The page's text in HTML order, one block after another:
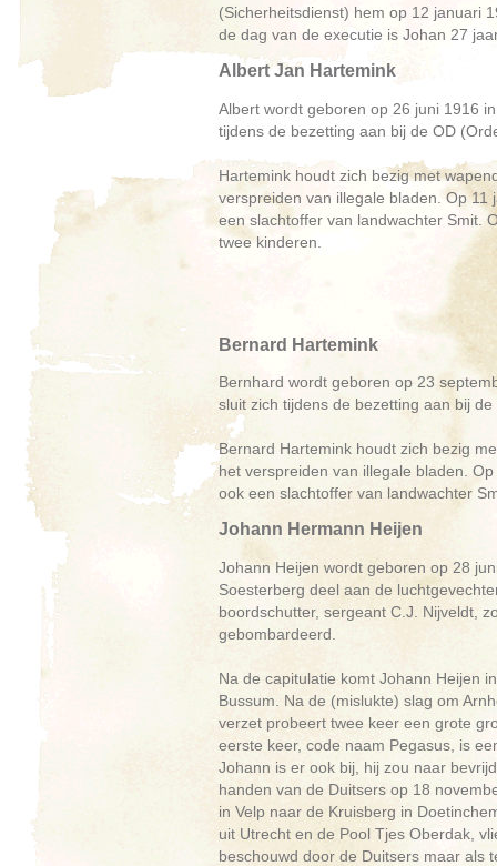
(Sicherheitsdienst) hem op 12 januari
de dag van de executie is Johan 27
Albert Jan Hartemink
Albert wordt geboren op 26 juni 1916
tijdens de bezetting aan bij de OD
Hartemink houdt zich bezig met
verspreiden van illegale bladen. Op
een slachtoffer van landwachter Smit.
twee kinderen.
Bernard Hartemink
Bernhard wordt geboren op 23
sluit zich tijdens de bezetting aan bij
Bernard Hartemink houdt zich bezig
het verspreiden van illegale bladen.
ook een slachtoffer van landwachter
Johann Hermann Heijen
Johann Heijen wordt geboren op 28
Soesterberg deel aan de
boordschutter, sergeant C.J. Nijveldt,
gebombardeerd.
Na de capitulatie komt Johann Heijen
Bussum. Na de (mislukte) slag om
verzet probeert twee keer een grote
eerste keer, code naam Pegasus, is
Johann is er ook bij, hij zou naar
handen van de Duitsers op 18
in Velp naar de Kruisberg in
uit Utrecht en de Pool Tjes Oberdak,
beschouwd door de Duitsers maar als